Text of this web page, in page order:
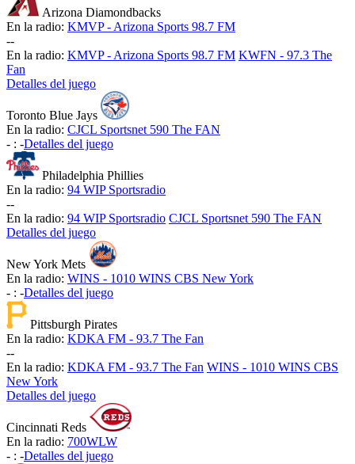
Arizona Diamondbacks
En la radio: KMVP - Arizona Sports 98.7 FM
--
En la radio: KMVP - Arizona Sports 98.7 FM KWFN - 97.3 The
Fan
Detalles del juego
Toronto Blue Jays
En la radio: CJCL Sportsnet 590 The FAN
- : -Detalles del juego
Philadelphia Phillies
En la radio: 94 WIP Sportsradio
--
En la radio: 94 WIP Sportsradio CJCL Sportsnet 590 The FAN
Detalles del juego
New York Mets
En la radio: WINS - 1010 WINS CBS New York
- : -Detalles del juego
Pittsburgh Pirates
En la radio: KDKA FM - 93.7 The Fan
--
En la radio: KDKA FM - 93.7 The Fan WINS - 1010 WINS CBS
New York
Detalles del juego
Cincinnati Reds
En la radio: 700WLW
- : -Detalles del juego